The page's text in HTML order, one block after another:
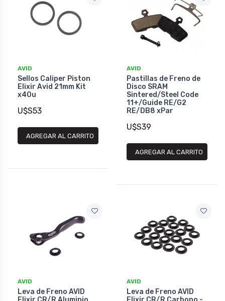
AVID
Sellos Caliper Piston
Elixir Avid 21mm Kit
x40u
U$S53
AGREGAR AL CARRITO
AVID
Pastillas de Freno de
Disco SRAM
Sintered/Steel Code
11+/Guide RE/G2
RE/DB8 xPar
U$S39
AGREGAR AL CARRITO
AVID
Leva de Freno AVID
AVID
Leva de Freno AVID